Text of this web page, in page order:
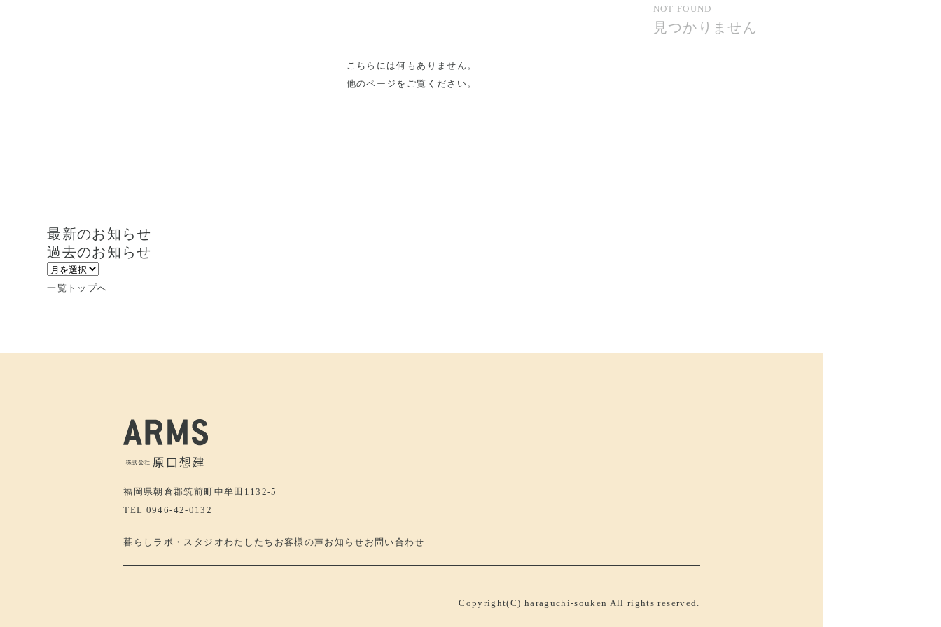
NOT FOUND
見つかりません
こちらには何もありません。
他のページをご覧ください。
最新のお知らせ
過去のお知らせ
一覧トップへ
福岡県朝倉郡筑前町中牟田1132-5
TEL 0946-42-0132
暮らし ラボ・スタジオ わたしたち お客様の声お知らせ お問い合わせ
Copyright(C) haraguchi-souken All rights reserved.